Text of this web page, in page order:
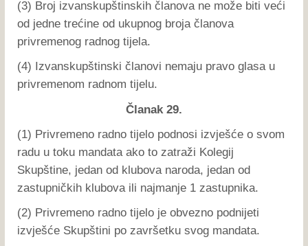
(3) Broj izvanskupštinskih članova ne može biti veći
od jedne trećine od ukupnog broja članova
privremenog radnog tijela.
(4) Izvanskupštinski članovi nemaju pravo glasa u
privremenom radnom tijelu.
Članak 29.
(1) Privremeno radno tijelo podnosi izvješće o svom
radu u toku mandata ako to zatraži Kolegij
Skupštine, jedan od klubova naroda, jedan od
zastupničkih klubova ili najmanje 1 zastupnika.
(2) Privremeno radno tijelo je obvezno podnijeti
izvješće Skupštini po završetku svog mandata.